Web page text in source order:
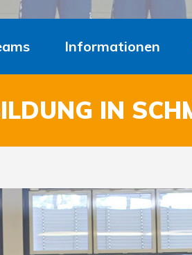
Informationen
IN